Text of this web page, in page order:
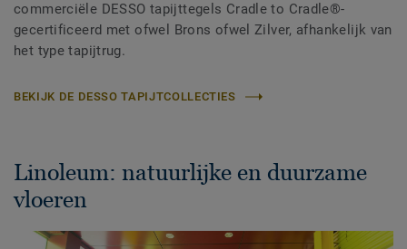
commerciële DESSO tapijttegels Cradle to Cradle®-
gecertificeerd met ofwel Brons ofwel Zilver, afhankelijk van
het type tapijtrug.
BEKIJK DE DESSO TAPIJTCOLLECTIES
Linoleum: natuurlijke en duurzame
vloeren